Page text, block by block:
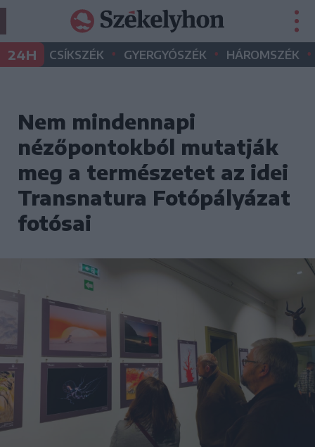
24H CSÍKSZÉK • GYERGYÓSZÉK • HÁROMSZÉK •
Nem mindennapi
nézőpontokból mutatják
meg a természetet az idei
Transnatura Fotópályázat
fotósai